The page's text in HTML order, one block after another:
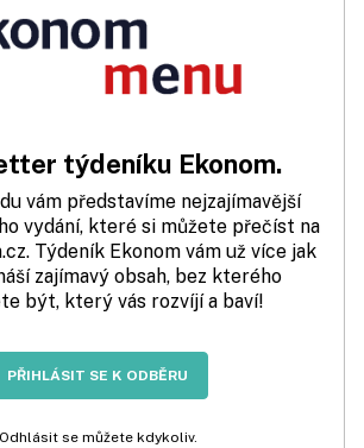
týdeníku Ekonom.
vám představíme nejzajímavější
vydání, které si můžete přečíst na
Týdeník Ekonom vám už více jak
zajímavý obsah, bez kterého
být, který vás rozvíjí a baví!
PŘIHLÁSIT SE K ODBĚRU
Odhlásit se můžete kdykoliv.